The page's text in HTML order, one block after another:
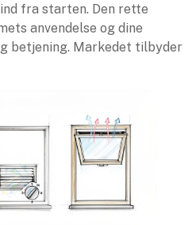
fra starten. Den rette
anvendelse og dine
betjening. Markedet tilbyder